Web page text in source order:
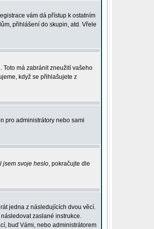
vám dá přístup k ostatním
přihlášení do skupin, atd. Vřele
Toto má zabránit zneužití vašeho
když se přihlašujete z
pro administrátory nebo sami
jsem svoje heslo, pokračujte dle
jedna z následujících dvou věcí.
zaslané instrukce.
buď Vámi, nebo administrátorem